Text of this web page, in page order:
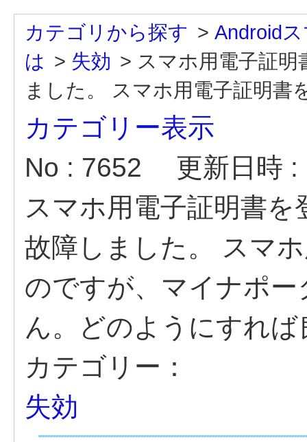
カテゴリから探す > Android
は > 失効 > スマホ用電子証
ました。 スマホ用電子証明書
カテゴリー表示
No : 7652
更新日時
スマホ用電子証明書
故障しました。 スマ
のですが、マイナポ
ん。どのようにすれ
カテゴリー：
失効